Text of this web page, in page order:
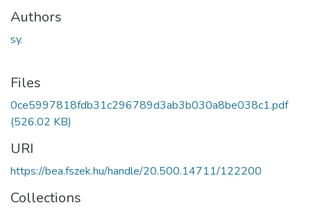
Authors
sy.
Files
0ce5997818fdb31c296789d3ab3b030a8be038c1.pdf
(526.02 KB)
URI
https://bea.fszek.hu/handle/20.500.14711/122200
Collections